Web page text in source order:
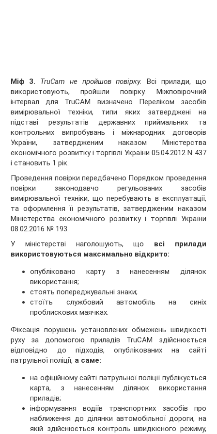
Міф 3. TruCam не пройшов повірку.
Всі прилади, що
використовують, пройшли повірку. Міжповірочний
інтервал для TruCAM визначено Переліком засобів
вимірювальної техніки, типи яких затверджені на
підставі результатів державних приймальних та
контрольних випробувань і міжнародних договорів
України, затвердженим наказом Міністерства
економічного розвитку і торгівлі України 05.04.2012 N 437
і становить 1 рік.
Проведення повірки передбачено Порядком проведення
повірки законодавчо регульованих засобів
вимірювальної техніки, що перебувають в експлуатації,
та оформлення її результатів, затвердженим наказом
Міністерства економічного розвитку і торгівлі України
08.02.2016 № 193.
У міністерстві наголошують, що всі прилади
використовуються максимально відкрито:
опубліковано карту з нанесенням ділянок
використання;
стоять попереджувальні знаки;
стоїть службовий автомобіль на синіх
проблискових маячках.
Фіксація порушень установлених обмежень швидкості
руху за допомогою приладів TruCAM здійснюється
відповідно до підходів, опублікованих на сайті
патрульної поліції, а саме:
на офіційному сайті патрульної поліції публікується
карта, з нанесенням ділянок використання
приладів;
інформування водіїв транспортних засобів про
наближення до ділянки автомобільної дороги, на
якій здійснюється контроль швидкісного режиму,